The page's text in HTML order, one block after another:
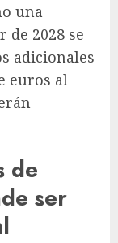
una
2028 se
adicionales
euros al
de
ser